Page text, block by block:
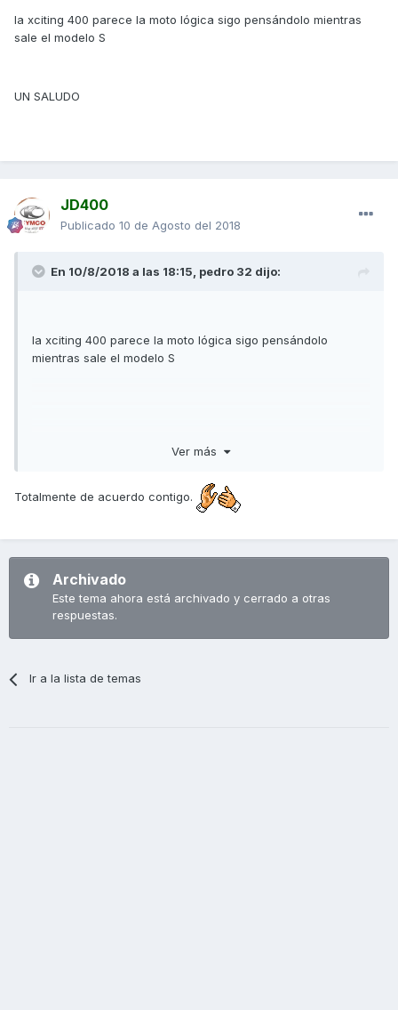
la xciting 400 parece la moto lógica sigo pensándolo mientras
sale el modelo S
UN SALUDO
JD400
Publicado 10 de Agosto del 2018
En 10/8/2018 a las 18:15, pedro 32 dijo:
la xciting 400 parece la moto lógica sigo pensándolo
mientras sale el modelo S
Ver más
Totalmente de acuerdo contigo.
Archivado
Este tema ahora está archivado y cerrado a otras
respuestas.
Ir a la lista de temas